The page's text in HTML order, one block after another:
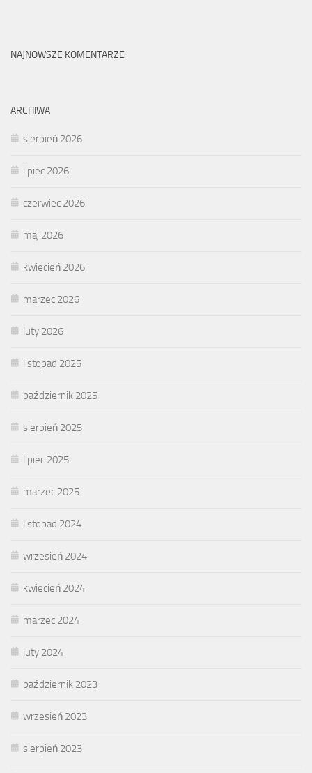
NAJNOWSZE KOMENTARZE
ARCHIWA
sierpień 2026
lipiec 2026
czerwiec 2026
maj 2026
kwiecień 2026
marzec 2026
luty 2026
listopad 2025
październik 2025
sierpień 2025
lipiec 2025
marzec 2025
listopad 2024
wrzesień 2024
kwiecień 2024
marzec 2024
luty 2024
październik 2023
wrzesień 2023
sierpień 2023